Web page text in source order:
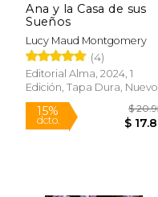
Ana y la Casa de sus
Sueños
Lucy Maud Montgomery
(4)
Editorial Alma, 2024, 1
Edición, Tapa Dura, Nuevo